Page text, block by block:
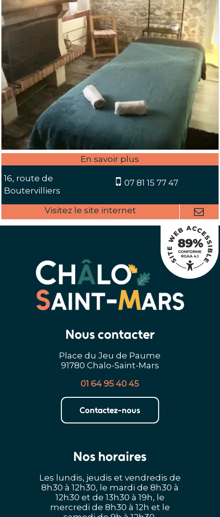
16, route de
Boutervilliers
07 81 15 77 47
Nous contacter
Place du Jeu de Paume
91780 Chalo-Saint-Mars
01 64 95 40 45
Contactez-nous
Nos horaires
Les lundis, jeudis et vendredis de
8h30 à 12h30, le mardi de 8h30 à
12h30 et de 13h30 à 19h, le
mercredi de 8h30 à 12h et le